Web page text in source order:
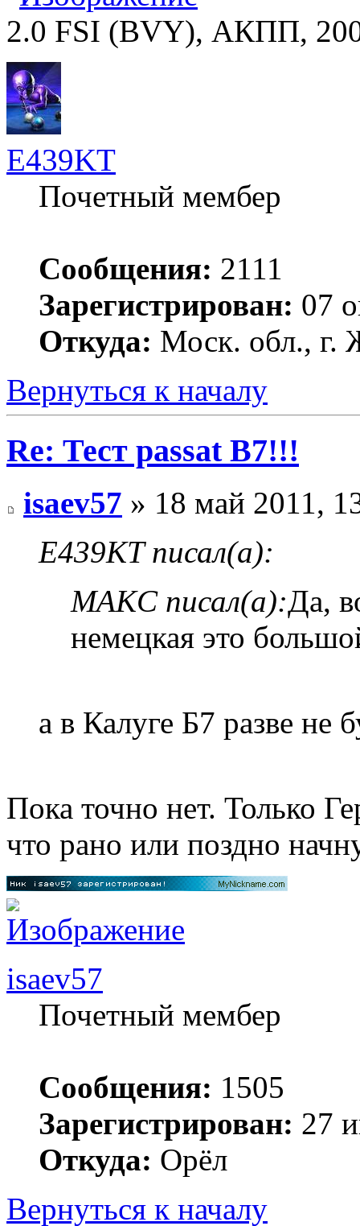
2.0 FSI (BVY), АКПП,
E439KT
Почетный мембер
Сообщения: 2111
Зарегистрирован: 07
Откуда: Моск. обл., г.
Вернуться к началу
Re: Тест passat B7!!!
isaev57 » 18 май 2011,
E439KT писал(а):
MAKC писал(а):Да,
немецкая это
а в Калуге Б7 разве не
Пока точно нет. Только
что рано или поздно
isaev57
Почетный мембер
Сообщения: 1505
Зарегистрирован: 27
Откуда: Орёл
Вернуться к началу